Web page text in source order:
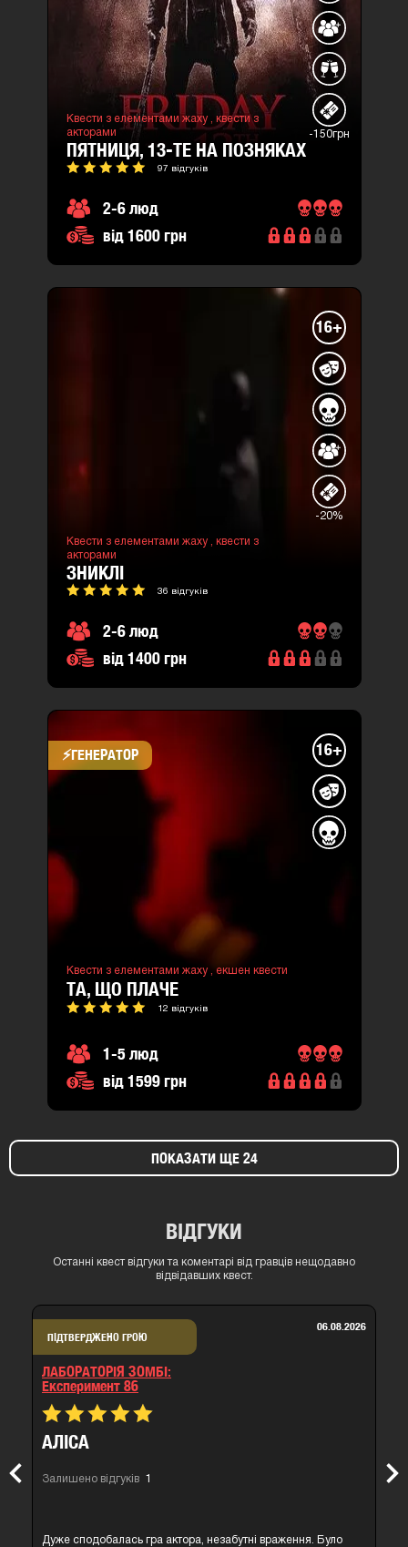
-150грн
Квести з елементами жаху , квести з
акторами
ПЯТНИЦЯ, 13-ТЕ НА ПОЗНЯКАХ
97 відгуків
2-6 люд
від 1600 грн
16+
-20%
Квести з елементами жаху , квести з
акторами
ЗНИКЛІ
36 відгуків
2-6 люд
від 1400 грн
⚡​ГЕНЕРАТОР 16+
Квести з елементами жаху , екшен квести
ТА, ЩО ПЛАЧЕ
12 відгуків
1-5 люд
від 1599 грн
ПОКАЗАТИ ЩЕ 24
ВІДГУКИ
Останні квест відгуки та коментарі від гравців нещодавно
відвідавших квест.
Previous
ЛАБОРАТОРІЯ ЗОМБІ:
експеримент 86
АЛІСА
Залишено відгуків 1
06.08.2026
Дуже сподобалась гра актора, незабутні враження. Було
ПІДТВЕРДЖЕНО ГРОЮ